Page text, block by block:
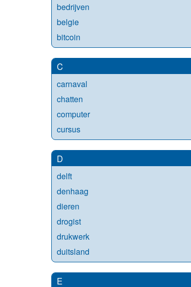
bedrijven
belgie
bitcoin
C
carnaval
chatten
computer
cursus
D
delft
denhaag
dieren
drogist
drukwerk
duitsland
E